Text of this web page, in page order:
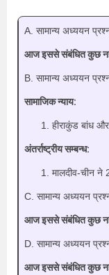
A. सामान्य अध्ययन
आज इससे संबंधित कुछ
B. सामान्य अध्ययन
सामाजिक न्याय:
हीराकुंड बांध
अंतर्राष्ट्रीय सम्बन्ध:
मालदीव-चीन ने
C. सामान्य अध्ययन
आज इससे संबंधित कुछ
D. सामान्य अध्ययन
आज इससे संबंधित कुछ